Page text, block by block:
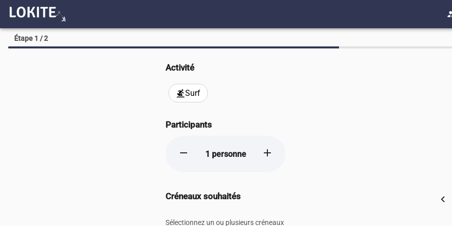
Étape 1 / 2
Activité
surfingSurf
Participants
remove 1 personne add
Créneaux souhaités chevron_left
Sélectionnez un ou plusieurs créneaux